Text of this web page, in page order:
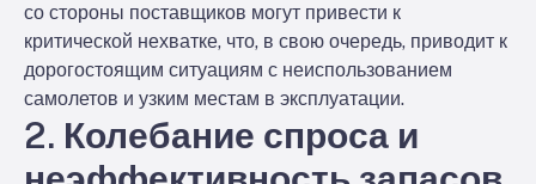
со стороны поставщиков могут привести к
критической нехватке, что, в свою очередь, приводит к
дорогостоящим ситуациям с неиспользованием
самолетов и узким местам в эксплуатации.
2. Колебание спроса и